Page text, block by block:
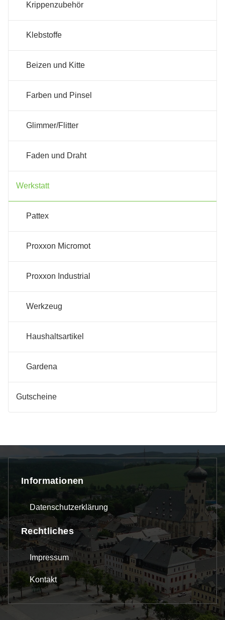
Krippenzubehör
Klebstoffe
Beizen und Kitte
Farben und Pinsel
Glimmer/Flitter
Faden und Draht
Werkstatt
Pattex
Proxxon Micromot
Proxxon Industrial
Werkzeug
Haushaltsartikel
Gardena
Gutscheine
Informationen
Datenschutzerklärung
Rechtliches
Impressum
Kontakt